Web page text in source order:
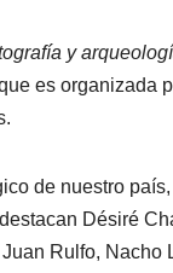
y
es organizada
de nuestro
Désiré
Rulfo, Nacho